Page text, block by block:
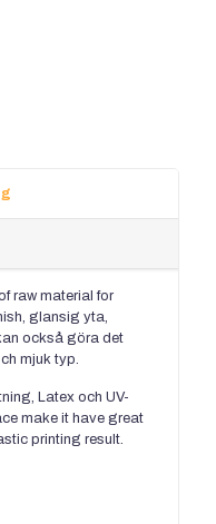
raw material for
glansig yta,
också göra det
mjuk typ.
Latex och UV-
make it have great
printing result